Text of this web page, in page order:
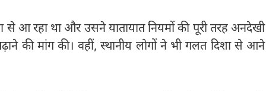
से आ रहा था और उसने यातायात नियमों की पूरी तरह अनदेखी
की मांग की। वहीं, स्थानीय लोगों ने भी गलत दिशा से आने